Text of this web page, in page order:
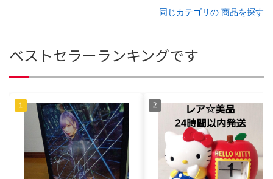
同じカテゴリの 商品を探す
ベストセラーランキングです